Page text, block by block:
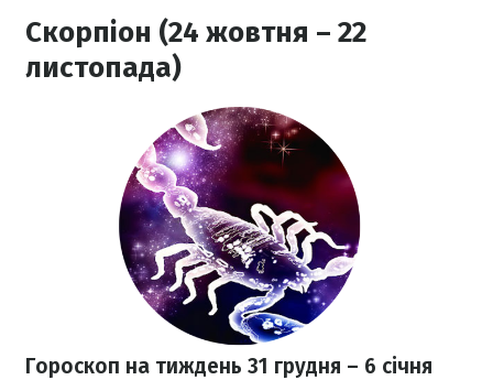
Скорпіон (24 жовтня – 22
листопада)
Гороскоп на тиждень 31 грудня – 6 січня